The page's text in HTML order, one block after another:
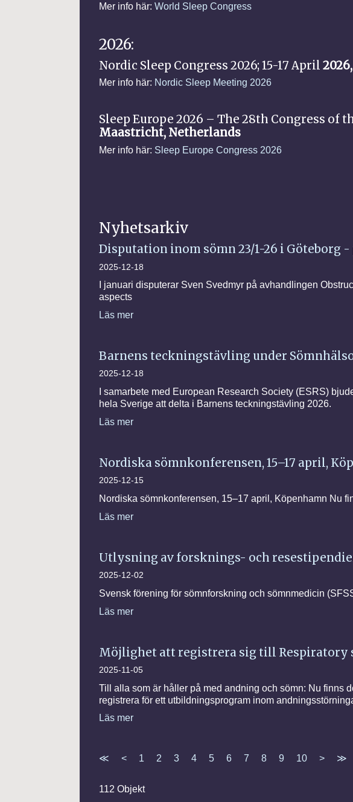
Mer info här: World Sleep Congress
2026:
Nordic Sleep Congress 2026; 15-17 April
Mer info här: Nordic Sleep Meeting 2026
Sleep Europe 2026 – The 28th Congress of
Maastricht, Netherlands
Mer info här: Sleep Europe Congress 2026
Nyhetsarkiv
Disputation inom sömn 23/1-26 i Göteborg
2025-12-18
I januari disputerar Sven Svedmyr på avhandlingen
aspects
Läs mer
Barnens teckningstävling under
2025-12-18
I samarbete med European Research Society (ESRS)
hela Sverige att delta i Barnens teckningstävling 2026.
Läs mer
Nordiska sömnkonferensen, 15–17 april,
2025-12-15
Nordiska sömnkonferensen, 15–17 april, Köpenhamn Nu
Läs mer
Utlysning av forsknings- och
2025-12-02
Svensk förening för sömnforskning och sömnmedicin
Läs mer
Möjlighet att registrera sig till Respiratory
2025-11-05
Till alla som är håller på med andning och sömn: Nu finns
registrera för ett utbildningsprogram inom
Läs mer
≪ < 1 2 3 4 5 6 7 8 9 10 > ≫
112 Objekt